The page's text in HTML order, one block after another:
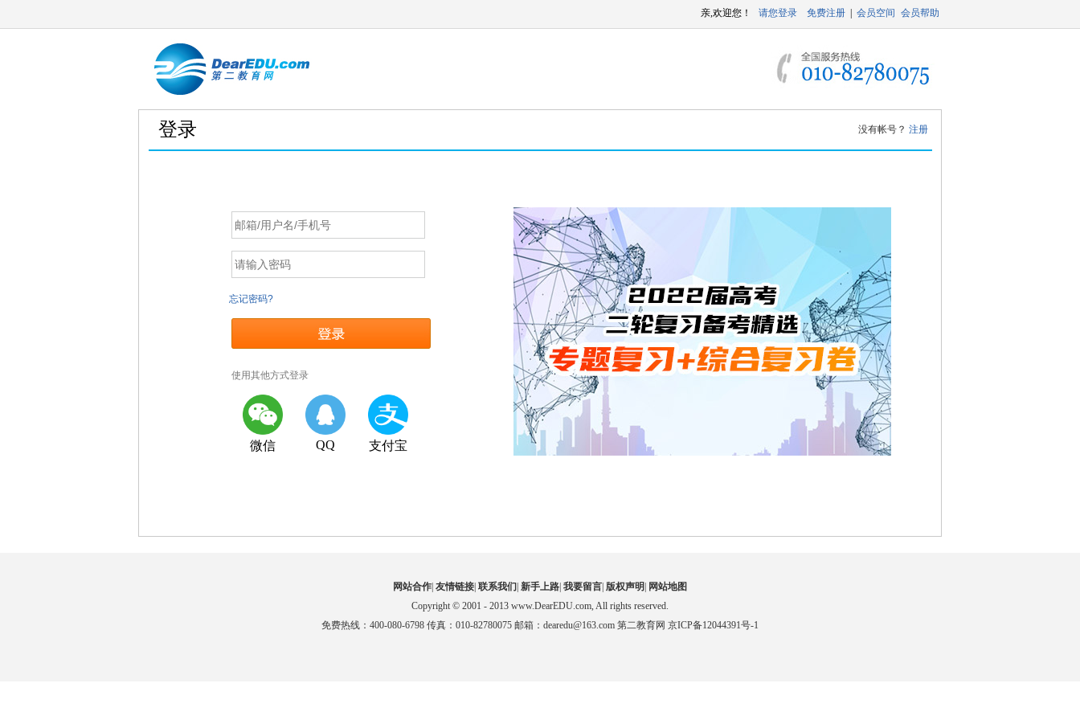
登录 没有帐号？ 注册
忘记密码?
使用其他方式登录
微信 QQ 支付宝
网站合作 友情链接 联系我们 新手上路 我要留言 版权声明
网站地图
Copyright © 2001 - 2013 www.DearEDU.com, All rights reserved.
免费热线：400-080-6798 传真：010-82780075 邮箱：dearedu@163.com 第二教育网 京ICP备12044391号-1